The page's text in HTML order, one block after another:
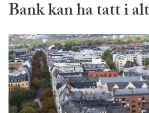
Bank kan ha tatt i